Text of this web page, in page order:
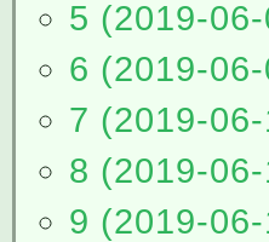
5 (2019-
6 (2019-
7 (2019-
8 (2019-
9 (2019-